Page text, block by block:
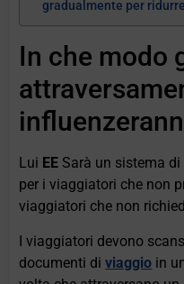
gradualmente per
In che modo
Lui EE Sarà un sistema
per i viaggiatori che non
viaggiatori che non
I viaggiatori devono
documenti diviaggio in